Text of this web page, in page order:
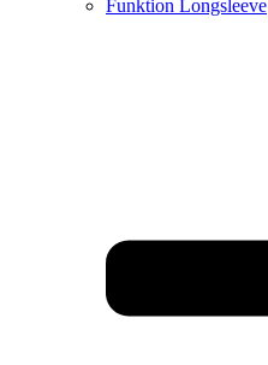
Funktion Longsleeve